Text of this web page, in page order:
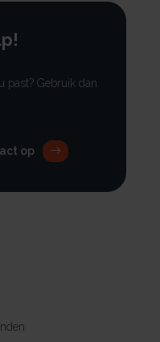
past? Gebruik dan
op